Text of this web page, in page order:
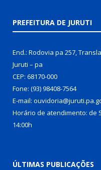
PREFEITURA DE JURUTI
End.: Rodovia pa 257,
Juruti – pa
CEP: 68170-000
Fone: (93) 98408-7564
E-mail:
Horário de atendimento: de
14:00h
ÚLTIMAS PUBLICAÇÕES